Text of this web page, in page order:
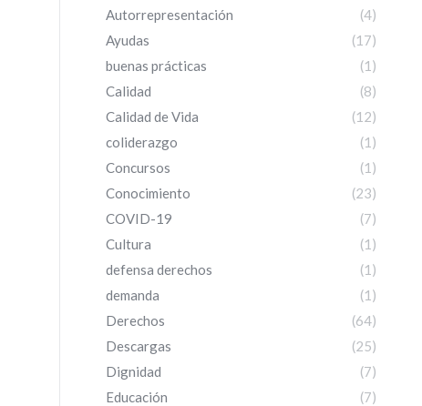
Autorrepresentación
(4)
Ayudas
(17)
buenas prácticas
(1)
Calidad
(8)
Calidad de Vida
(12)
coliderazgo
(1)
Concursos
(1)
Conocimiento
(23)
COVID-19
(7)
Cultura
(1)
defensa derechos
(1)
demanda
(1)
Derechos
(64)
Descargas
(25)
Dignidad
(7)
Educación
(7)